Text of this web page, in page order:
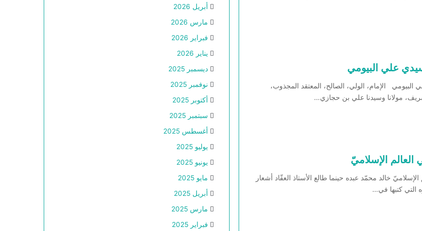
علي البيومي
الإمام، الولي، الصالح، المعتقد المجذوب،
مولانا وسيدنا علي بن حجازي…
الإسلاميّ
خالد محمّد عبده حينما طالع الأستاذ العقّاد أشعار
التي كتبها في…
أبريل 2026
مارس 2026
فبراير 2026
يناير 2026
ديسمبر 2025
نوفمبر 2025
أكتوبر 2025
سبتمبر 2025
أغسطس 2025
يوليو 2025
يونيو 2025
مايو 2025
أبريل 2025
مارس 2025
فبراير 2025